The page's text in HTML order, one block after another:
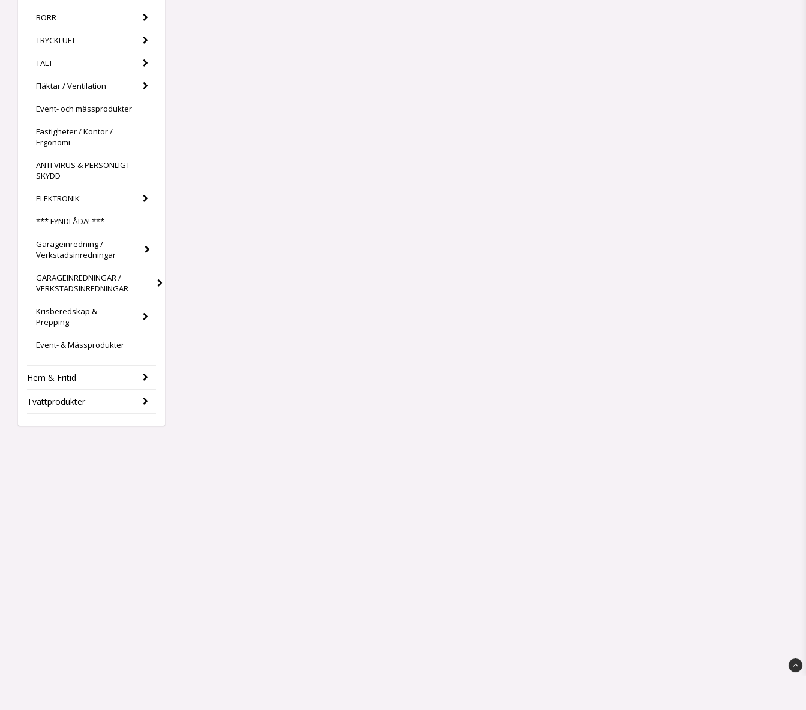
BORR
TRYCKLUFT
TÄLT
Fläktar / Ventilation
Event- och mässprodukter
Fastigheter / Kontor /
Ergonomi
ANTI VIRUS & PERSONLIGT
SKYDD
ELEKTRONIK
*** FYNDLÅDA! ***
Garageinredning /
Verkstadsinredningar
GARAGEINREDNINGAR /
VERKSTADSINREDNINGAR
Krisberedskap &
Prepping
Event- & Mässprodukter
Hem & Fritid
Tvättprodukter